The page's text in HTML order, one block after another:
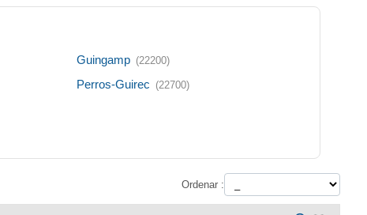
Guingamp (22200)
Perros-Guirec (22700)
Ordenar :